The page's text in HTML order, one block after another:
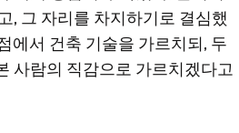
, 그 자리를 차지하기로 결심했
에서 건축 기술을 가르치되, 두
사람의 직감으로 가르치겠다고